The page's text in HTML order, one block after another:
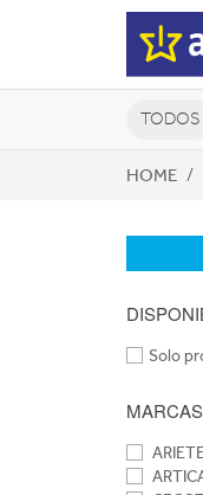
TODOS
HOME
Solo
MARCAS